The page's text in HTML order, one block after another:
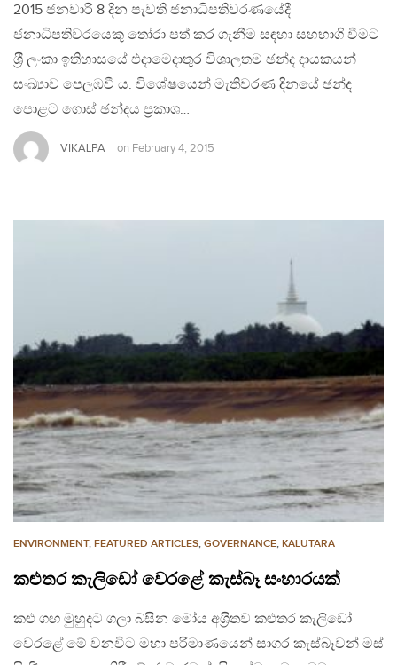
2015 ජනවාරි 8 දින පැවති ජනාධිපතිවරණයේදී
ජනාධිපතිවරයෙකු තෝරා පත් කර ගැනීම සඳහා සහභාගි වීමට
ශ‍්‍රී ලංකා ඉතිහාසයේ එදාමෙදාතුර විශාලතම ඡන්ද දායකයන්
සංඛ්‍යාව පෙලඹවී ය. විශේෂයෙන් මැතිවරණ දිනයේ ඡන්ද
පොළට ගොස් ඡන්දය ප්‍රකාශ…
VIKALPA on February 4, 2015
ENVIRONMENT, FEATURED ARTICLES, GOVERNANCE, KALUTARA
කළුතර කැලිඩෝ වෙරළේ කැස්බෑ සංහාරයක්
කළු ගඟ මුහුදට ගලා බසින මෝය අශ‍්‍රිතව කළුතර කැලිඩෝ
වෙරළේ මේ වනවිට මහා පරිමාණයෙන් සාගර කැස්බෑවන් මස්